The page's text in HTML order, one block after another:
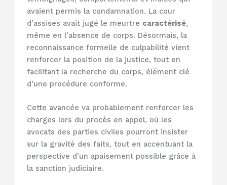
avaient permis la condamnation. La cour
d’assises avait jugé le meurtre caractérisé,
même en l’absence de corps. Désormais, la
reconnaissance formelle de culpabilité vient
renforcer la position de la justice, tout en
facilitant la recherche du corps, élément clé
d’une procédure conforme.
Cette avancée va probablement renforcer les
charges lors du procès en appel, où les
avocats des parties civiles pourront insister
sur la gravité des faits, tout en accentuant la
perspective d’un apaisement possible grâce à
la sanction judiciaire.